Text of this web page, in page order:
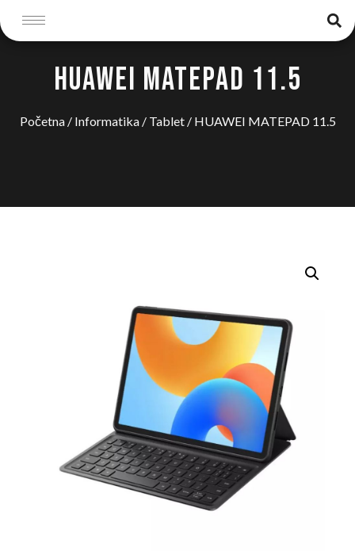
HUAWEI MATEPAD 11.5
Početna/ Informatika/ Tablet/ HUAWEI MATEPAD 11.5